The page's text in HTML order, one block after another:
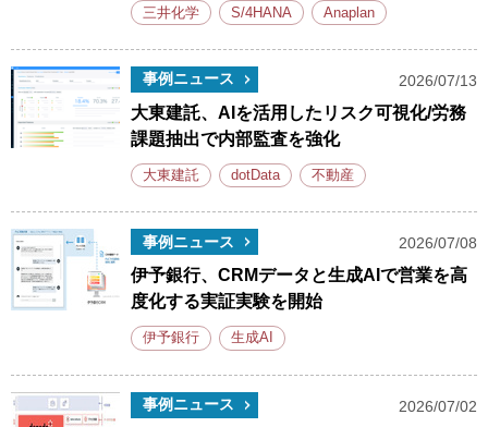
三井化学 S/4HANA Anaplan
事例ニュース 2026/07/13
大東建託、AIを活用したリスク可視化/労務
課題抽出で内部監査を強化
大東建託 dotData 不動産
事例ニュース 2026/07/08
伊予銀行、CRMデータと生成AIで営業を高
度化する実証実験を開始
伊予銀行 生成AI
事例ニュース 2026/07/02